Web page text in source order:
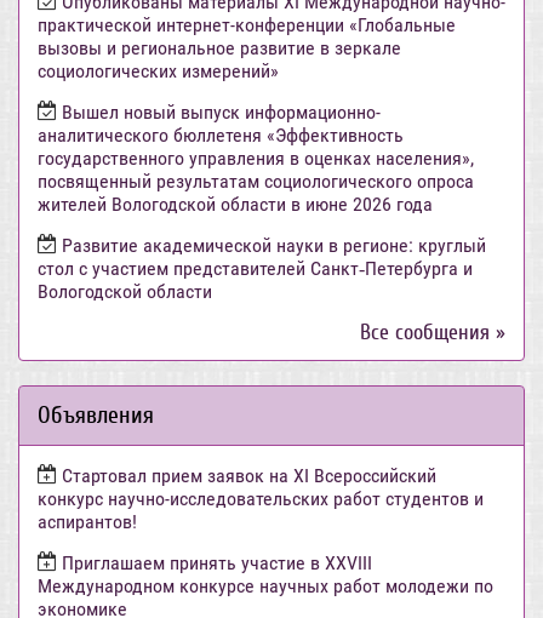
практической интернет-конференции «Глобальные
вызовы и региональное развитие в зеркале
социологических измерений»
Вышел новый выпуск информационно-
аналитического бюллетеня «Эффективность
государственного управления в оценках населения»,
посвященный результатам социологического опроса
жителей Вологодской области в июне 2026 года
Развитие академической науки в регионе: круглый
стол с участием представителей Санкт‑Петербурга и
Вологодской области
Все сообщения »
Объявления
Стартовал прием заявок на XI Всероссийский
конкурс научно-исследовательских работ студентов и
аспирантов!
Приглашаем принять участие в XXVIII
Международном конкурсе научных работ молодежи по
экономике